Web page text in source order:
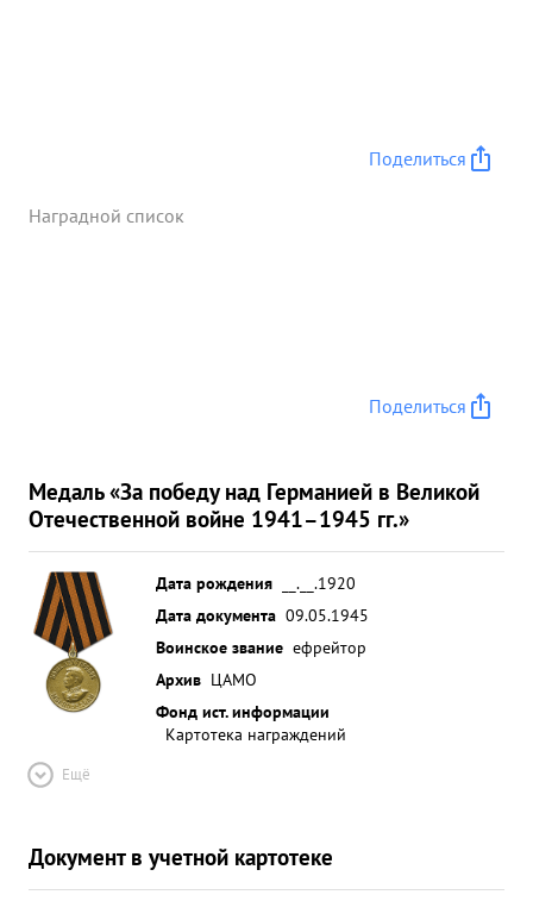
Поделиться
Наградной список
Поделиться
Медаль «За победу над Германией в Великой
Отечественной войне 1941–1945 гг.»
Дата рождения
__.__.1920
Дата документа 09.05.1945
Воинское звание ефрейтор
Архив ЦАМО
Фонд ист. информации
Картотека награждений
Ещё
Документ в учетной картотеке